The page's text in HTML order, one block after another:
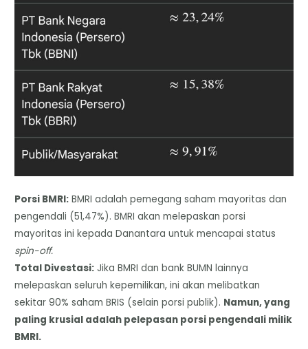
Porsi BMRI: BMRI adalah pemegang saham mayoritas dan
pengendali (51,47%). BMRI akan melepaskan porsi
mayoritas ini kepada Danantara untuk mencapai status
spin-off.
​Total Divestasi: Jika BMRI dan bank BUMN lainnya
melepaskan seluruh kepemilikan, ini akan melibatkan
sekitar 90% saham BRIS (selain porsi publik). Namun, yang
paling krusial adalah pelepasan porsi pengendali milik
BMRI.